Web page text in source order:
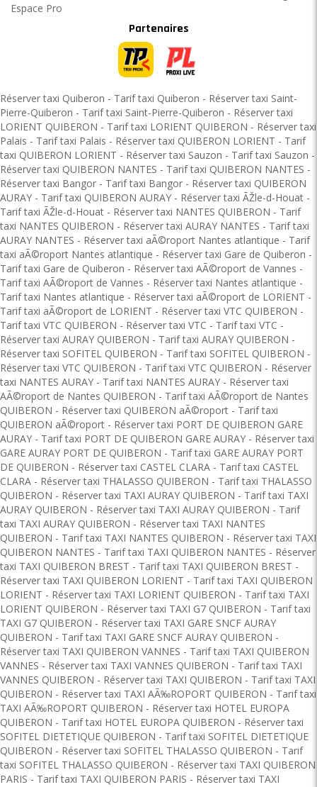
Espace Pro
Partenaires
Réserver taxi Quiberon - Tarif taxi Quiberon - Réserver taxi Saint-
Pierre-Quiberon - Tarif taxi Saint-Pierre-Quiberon - Réserver taxi
LORIENT QUIBERON - Tarif taxi LORIENT QUIBERON - Réserver taxi
Palais - Tarif taxi Palais - Réserver taxi QUIBERON LORIENT - Tarif
taxi QUIBERON LORIENT - Réserver taxi Sauzon - Tarif taxi Sauzon -
Réserver taxi QUIBERON NANTES - Tarif taxi QUIBERON NANTES -
Réserver taxi Bangor - Tarif taxi Bangor - Réserver taxi QUIBERON
AURAY - Tarif taxi QUIBERON AURAY - Réserver taxi ÃŽle-d-Houat -
Tarif taxi ÃŽle-d-Houat - Réserver taxi NANTES QUIBERON - Tarif
taxi NANTES QUIBERON - Réserver taxi AURAY NANTES - Tarif taxi
AURAY NANTES - Réserver taxi aÃ©roport Nantes atlantique - Tarif
taxi aÃ©roport Nantes atlantique - Réserver taxi Gare de Quiberon -
Tarif taxi Gare de Quiberon - Réserver taxi AÃ©roport de Vannes -
Tarif taxi AÃ©roport de Vannes - Réserver taxi Nantes atlantique -
Tarif taxi Nantes atlantique - Réserver taxi aÃ©roport de LORIENT -
Tarif taxi aÃ©roport de LORIENT - Réserver taxi VTC QUIBERON -
Tarif taxi VTC QUIBERON - Réserver taxi VTC - Tarif taxi VTC -
Réserver taxi AURAY QUIBERON - Tarif taxi AURAY QUIBERON -
Réserver taxi SOFITEL QUIBERON - Tarif taxi SOFITEL QUIBERON -
Réserver taxi VTC QUIBERON - Tarif taxi VTC QUIBERON - Réserver
taxi NANTES AURAY - Tarif taxi NANTES AURAY - Réserver taxi
AÃ©roport de Nantes QUIBERON - Tarif taxi AÃ©roport de Nantes
QUIBERON - Réserver taxi QUIBERON aÃ©roport - Tarif taxi
QUIBERON aÃ©roport - Réserver taxi PORT DE QUIBERON GARE
AURAY - Tarif taxi PORT DE QUIBERON GARE AURAY - Réserver taxi
GARE AURAY PORT DE QUIBERON - Tarif taxi GARE AURAY PORT
DE QUIBERON - Réserver taxi CASTEL CLARA - Tarif taxi CASTEL
CLARA - Réserver taxi THALASSO QUIBERON - Tarif taxi THALASSO
QUIBERON - Réserver taxi TAXI AURAY QUIBERON - Tarif taxi TAXI
AURAY QUIBERON - Réserver taxi TAXI AURAY QUIBERON - Tarif
taxi TAXI AURAY QUIBERON - Réserver taxi TAXI NANTES
QUIBERON - Tarif taxi TAXI NANTES QUIBERON - Réserver taxi TAXI
QUIBERON NANTES - Tarif taxi TAXI QUIBERON NANTES - Réserver
taxi TAXI QUIBERON BREST - Tarif taxi TAXI QUIBERON BREST -
Réserver taxi TAXI QUIBERON LORIENT - Tarif taxi TAXI QUIBERON
LORIENT - Réserver taxi TAXI LORIENT QUIBERON - Tarif taxi TAXI
LORIENT QUIBERON - Réserver taxi TAXI G7 QUIBERON - Tarif taxi
TAXI G7 QUIBERON - Réserver taxi TAXI GARE SNCF AURAY
QUIBERON - Tarif taxi TAXI GARE SNCF AURAY QUIBERON -
Réserver taxi TAXI QUIBERON VANNES - Tarif taxi TAXI QUIBERON
VANNES - Réserver taxi TAXI VANNES QUIBERON - Tarif taxi TAXI
VANNES QUIBERON - Réserver taxi TAXI QUIBERON - Tarif taxi TAXI
QUIBERON - Réserver taxi TAXI AÃ‰ROPORT QUIBERON - Tarif taxi
TAXI AÃ‰ROPORT QUIBERON - Réserver taxi HOTEL EUROPA
QUIBERON - Tarif taxi HOTEL EUROPA QUIBERON - Réserver taxi
SOFITEL DIETETIQUE QUIBERON - Tarif taxi SOFITEL DIETETIQUE
QUIBERON - Réserver taxi SOFITEL THALASSO QUIBERON - Tarif
taxi SOFITEL THALASSO QUIBERON - Réserver taxi TAXI QUIBERON
PARIS - Tarif taxi TAXI QUIBERON PARIS - Réserver taxi TAXI